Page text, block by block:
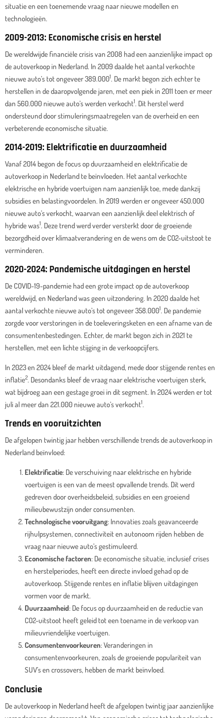
situatie en een toenemende vraag naar nieuwe modellen en
technologieën.
2009-2013: Economische crisis en herstel
De wereldwijde financiële crisis van 2008 had een aanzienlijke impact op
de autoverkoop in Nederland. In 2009 daalde het aantal verkochte
nieuwe auto’s tot ongeveer 389.0001. De markt begon zich echter te
herstellen in de daaropvolgende jaren, met een piek in 2011 toen er meer
dan 560.000 nieuwe auto’s werden verkocht1. Dit herstel werd
ondersteund door stimuleringsmaatregelen van de overheid en een
verbeterende economische situatie.
2014-2019: Elektrificatie en duurzaamheid
Vanaf 2014 begon de focus op duurzaamheid en elektrificatie de
autoverkoop in Nederland te beïnvloeden. Het aantal verkochte
elektrische en hybride voertuigen nam aanzienlijk toe, mede dankzij
subsidies en belastingvoordelen. In 2019 werden er ongeveer 450.000
nieuwe auto’s verkocht, waarvan een aanzienlijk deel elektrisch of
hybride was1. Deze trend werd verder versterkt door de groeiende
bezorgdheid over klimaatverandering en de wens om de CO2-uitstoot te
verminderen.
2020-2024: Pandemische uitdagingen en herstel
De COVID-19-pandemie had een grote impact op de autoverkoop
wereldwijd, en Nederland was geen uitzondering. In 2020 daalde het
aantal verkochte nieuwe auto’s tot ongeveer 358.0001. De pandemie
zorgde voor verstoringen in de toeleveringsketen en een afname van de
consumentenbestedingen. Echter, de markt begon zich in 2021 te
herstellen, met een lichte stijging in de verkoopcijfers.
In 2023 en 2024 bleef de markt uitdagend, mede door stijgende rentes en
inflatie2. Desondanks bleef de vraag naar elektrische voertuigen sterk,
wat bijdroeg aan een gestage groei in dit segment. In 2024 werden er tot
juli al meer dan 221.000 nieuwe auto’s verkocht1.
Trends en vooruitzichten
De afgelopen twintig jaar hebben verschillende trends de autoverkoop in
Nederland beïnvloed:
Elektrificatie: De verschuiving naar elektrische en hybride
voertuigen is een van de meest opvallende trends. Dit werd
gedreven door overheidsbeleid, subsidies en een groeiend
milieubewustzijn onder consumenten.
Technologische vooruitgang: Innovaties zoals geavanceerde
rijhulpsystemen, connectiviteit en autonoom rijden hebben de
vraag naar nieuwe auto’s gestimuleerd.
Economische factoren: De economische situatie, inclusief crises
en herstelperiodes, heeft een directe invloed gehad op de
autoverkoop. Stijgende rentes en inflatie blijven uitdagingen
vormen voor de markt.
Duurzaamheid: De focus op duurzaamheid en de reductie van
CO2-uitstoot heeft geleid tot een toename in de verkoop van
milieuvriendelijke voertuigen.
Consumentenvoorkeuren: Veranderingen in
consumentenvoorkeuren, zoals de groeiende populariteit van
SUV’s en crossovers, hebben de markt beïnvloed.
Conclusie
De autoverkoop in Nederland heeft de afgelopen twintig jaar aanzienlijke